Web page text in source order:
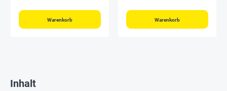
Warenkorb Warenkorb
Inhalt